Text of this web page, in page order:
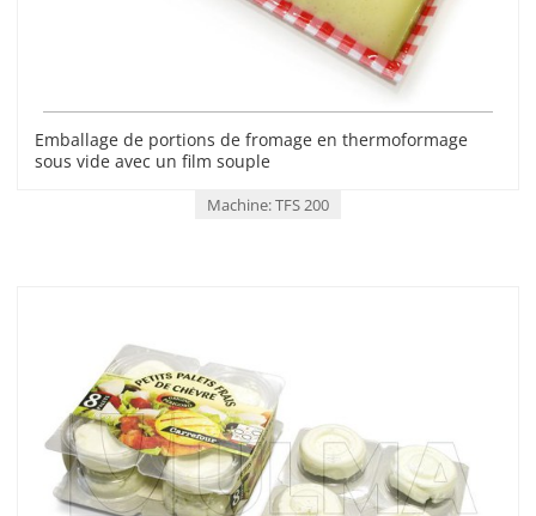
Emballage de portions de fromage en thermoformage
sous vide avec un film souple
Machine: TFS 200